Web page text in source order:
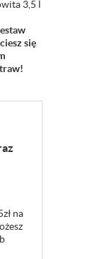
3,5 l
się
na